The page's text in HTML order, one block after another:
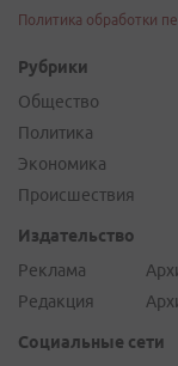
Политика обработки
Рубрики
Общество
Политика
Экономика
Происшествия
Издательство
Реклама
Редакция
Социальные сети